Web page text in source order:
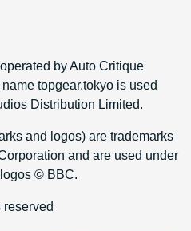
by Auto Critique
topgear.tokyo is used
Distribution Limited.
and logos) are trademarks
and are used under
© BBC.